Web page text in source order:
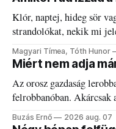
Klór, naptej, hideg sör
strandolókat, nekik mi
kánikulát.
Magyari Tímea, Tóth Hunor
Miért nem adja
Az orosz gazdaság
felrobbanóban. Akárcsak
elégedetlen vezetőivel.
Buzás Ernő 2026 aug. 07